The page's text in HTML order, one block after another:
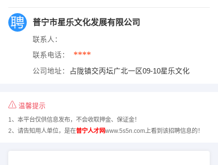
普宁市星乐文化发展有限公司
联系人：
联系电话： ****
公司地址： 占陇镇交丙坛广北一区09-10星乐文化
温馨提示
1、本平台仅供信息发布，不会收取押金、保证金！
2、请告知用人单位，是在普宁人才网www.5s5n.com上看到该招聘信息的！